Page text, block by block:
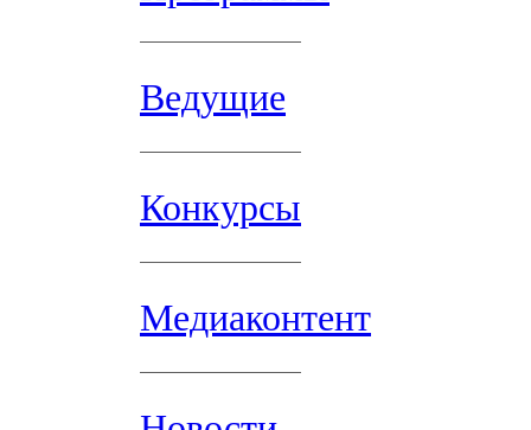
Ведущие
Конкурсы
Медиаконтент